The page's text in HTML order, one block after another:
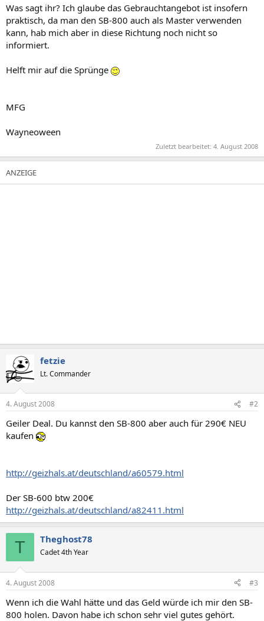
Was sagt ihr? Ich glaube das Gebrauchtangebot ist insofern
praktisch, da man den SB-800 auch als Master verwenden
kann, hab mich aber in diese Richtung noch nicht so
informiert.
Helft mir auf die Sprünge
MFG
Wayneoween
Zuletzt bearbeitet: 4. August 2008
fetzie
Lt. Commander
4. August 2008 #2
Geiler Deal. Du kannst den SB-800 aber auch für 290€ NEU
kaufen
http://geizhals.at/deutschland/a60579.html
Der SB-600 btw 200€
http://geizhals.at/deutschland/a82411.html
T Theghost78
Cadet 4th Year
4. August 2008 #3
Wenn ich die Wahl hätte und das Geld würde ich mir den SB-
800 holen. Davon habe ich schon sehr viel gutes gehört.